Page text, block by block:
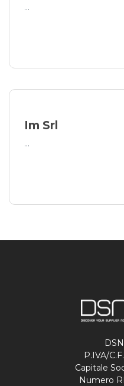
...
Im Srl
...
P.IVA/
Capitale
Numero